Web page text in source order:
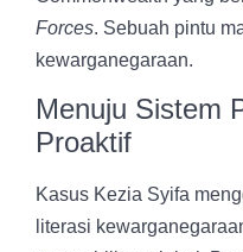
Forces. Sebuah pintu
kewarganegaraan.
Menuju Sistem
Proaktif
Kasus Kezia Syifa
literasi